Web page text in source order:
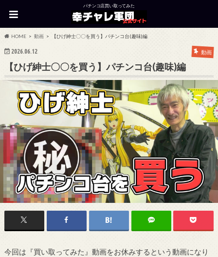
パチンコ店買い取ってみた
HOME 動画 【ひげ紳士〇〇を買う】パチンコ台(趣味)編
2026.06.12 動画
【ひげ紳士〇〇を買う】パチンコ台(趣味)編
今回は『買い取ってみた』動画をお休みするという動画になり